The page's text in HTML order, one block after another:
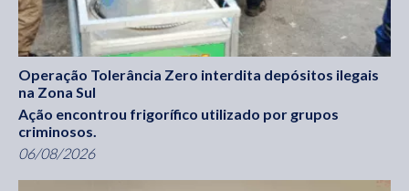
Operação Tolerância Zero interdita depósitos ilegais
na Zona Sul
Ação encontrou frigorífico utilizado por grupos
criminosos.
06/08/2026